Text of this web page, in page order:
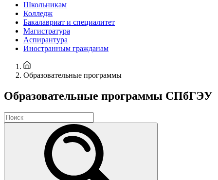
Школьникам
Колледж
Бакалавриат и специалитет
Магистратура
Аспирантура
Иностранным гражданам
Образовательные программы
Образовательные программы СПбГЭУ